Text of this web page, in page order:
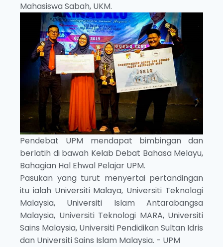
Mahasiswa Sabah, UKM.
Pendebat UPM mendapat bimbingan dan
berlatih di bawah Kelab Debat Bahasa Melayu,
Bahagian Hal Ehwal Pelajar UPM.
Pasukan yang turut menyertai pertandingan
itu ialah Universiti Malaya, Universiti Teknologi
Malaysia, Universiti Islam Antarabangsa
Malaysia, Universiti Teknologi MARA, Universiti
Sains Malaysia, Universiti Pendidikan Sultan Idris
dan Universiti Sains Islam Malaysia. - UPM